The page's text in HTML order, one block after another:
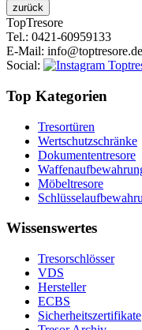
TopTresore
Tel.: 0421-60959133
E-Mail: info@toptresore.de
Social:
Top Kategorien
Tresortüren
Wertschutzschränke
Dokumententresore
Möbeltresore
Wissenswertes
Tresorschlösser
VDS
Hersteller
ECBS
Sicherheitszertifikate